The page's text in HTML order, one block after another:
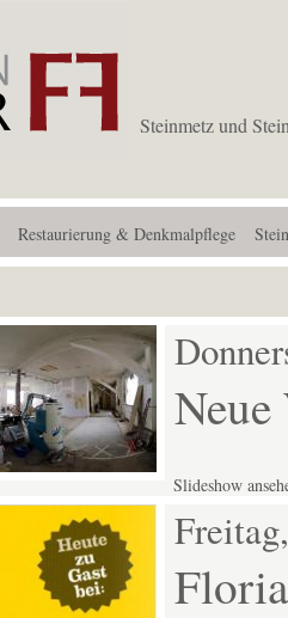
Steinmetz und
Restaurierung & Denkmalpflege
Neue
Slideshow